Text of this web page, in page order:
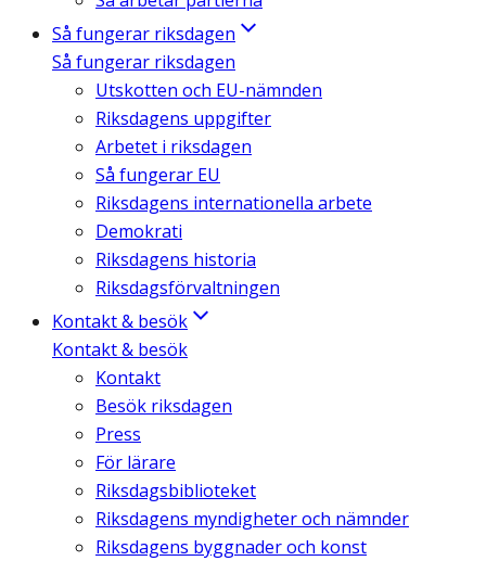
Så fungerar riksdagen
Så fungerar riksdagen
Utskotten och EU-nämnden
Riksdagens uppgifter
Arbetet i riksdagen
Så fungerar EU
Riksdagens internationella arbete
Demokrati
Riksdagens historia
Riksdagsförvaltningen
Kontakt & besök
Kontakt & besök
Kontakt
Besök riksdagen
Press
För lärare
Riksdagsbiblioteket
Riksdagens myndigheter och nämnder
Riksdagens byggnader och konst